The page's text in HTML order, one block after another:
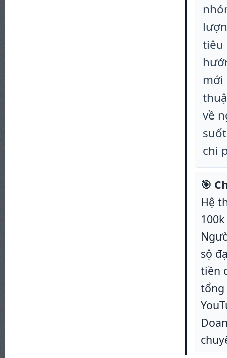
tiêu
mới
về
chi
🎯
Hệ
sộ
tiền
tổng